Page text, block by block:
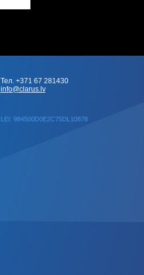
LEI: 984500D0E2C75DL10878
Тел. +371 67 281430
info@clarus.lv